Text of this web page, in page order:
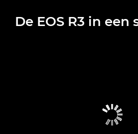
De EOS R3 in een